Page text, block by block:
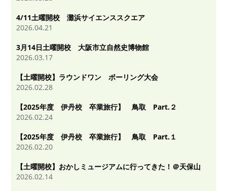
4/11土曜開校 灘浜サイエンススクエア
2026.04.21
3月14日土曜開校 大阪市立自然史博物館
2026.03.17
【土曜開校】ラウンドワン ボーリング大会
2026.02.28
【2025年度 伊丹校 卒業旅行】 鳥取 Part.２
2026.02.24
【2025年度 伊丹校 卒業旅行】 鳥取 Part.１
2026.02.20
【土曜開校】おかしミュージアムに行ってきた！＠天保山
2026.02.14